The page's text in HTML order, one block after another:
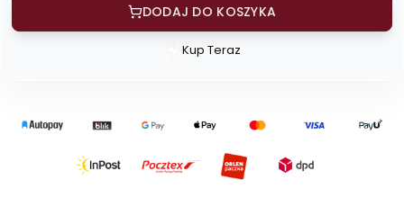
DODAJ DO KOSZYKA
Szybki
produktu
suszone
Kup Teraz